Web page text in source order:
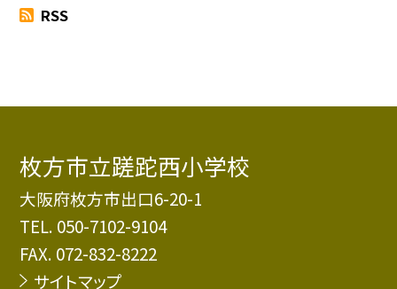
RSS
枚方市立蹉跎西小学校
大阪府枚方市出口6-20-1
TEL. 050-7102-9104
FAX. 072-832-8222
サイトマップ